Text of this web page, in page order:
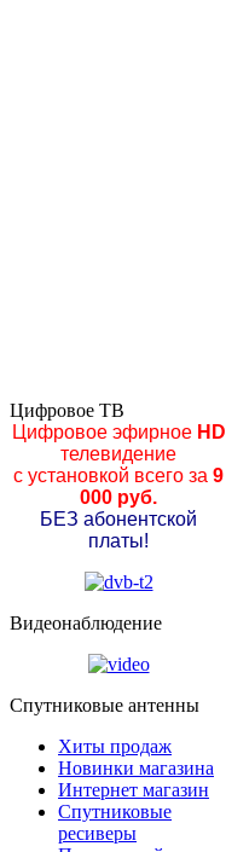
Цифровое ТВ
Цифровое эфирноеHD
телевидение
с установкой всего за 9
000 руб.
БЕЗ абонентской
платы!
Видеонаблюдение
Спутниковые антенны
Хиты продаж
Новинки магазина
Интернет магазин
Спутниковые
ресиверы